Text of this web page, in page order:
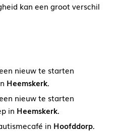
kan een groot verschil
nieuw te starten
Heemskerk.
nieuw te starten
in Heemskerk.
in Hoofddorp.